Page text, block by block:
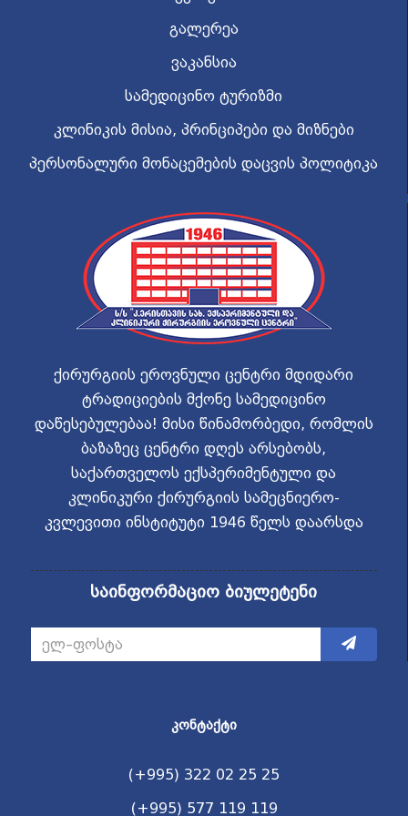
გალერეა
ვაკანსია
სამედიცინო ტურიზმი
კლინიკის მისია, პრინციპები და მიზნები
პერსონალური მონაცემების დაცვის პოლიტიკა
ქირურგიის ეროვნული ცენტრი მდიდარი
ტრადიციების მქონე სამედიცინო
დაწესებულებაა! მისი წინამორბედი, რომლის
ბაზაზეც ცენტრი დღეს არსებობს,
საქართველოს ექსპერიმენტული და
კლინიკური ქირურგიის სამეცნიერო-
კვლევითი ინსტიტუტი 1946 წელს დაარსდა
საინფორმაციო ბიულეტენი
ᲙᲝᲜᲢᲐᲥᲢᲘ
(+995) 322 02 25 25
(+995) 577 119 119